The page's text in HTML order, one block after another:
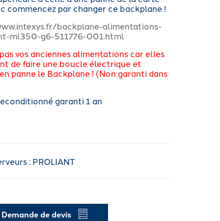
commencez par changer ce backplane !
backplane-alimentations-
ml350-g6-511776-001.html
vos anciennes alimentations car elles
de faire une boucle électrique et
panne le Backplane ! (Non garanti dans
garanti 1 an
: PROLIANT
Demande de devis